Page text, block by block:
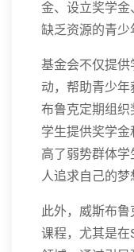
金、设立奖学金
缺乏资源的青少
基金会不仅提
动，帮助青少
布鲁克定期组织
学生提供奖学
高了弱势群体
人追求自己的梦
此外，威斯布鲁
课程，尤其是在